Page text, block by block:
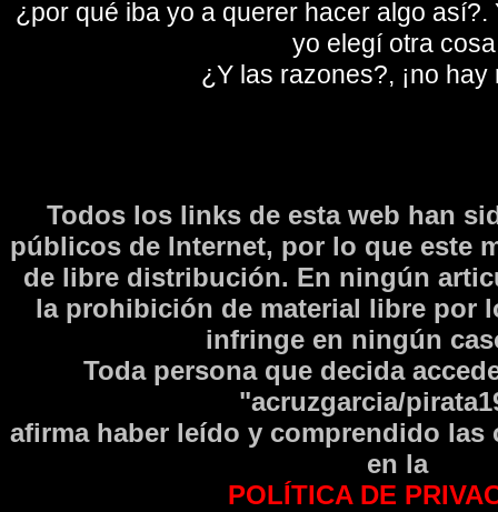
¿por qué iba yo a querer hacer algo así?.
yo elegí otra
¿Y las razones?, ¡no hay
Todos los links de esta web han
públicos de Internet, por lo que este
de libre distribución. En ningún
la prohibición de material libre por
infringe en ningún
Toda persona que decida
"acruzgarcia/
afirma haber leí­do y comprendido las
en la
POLÍTICA DE